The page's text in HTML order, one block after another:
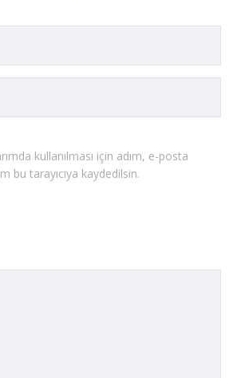
kullanılması için adım, e-posta
bu tarayıcıya kaydedilsin.